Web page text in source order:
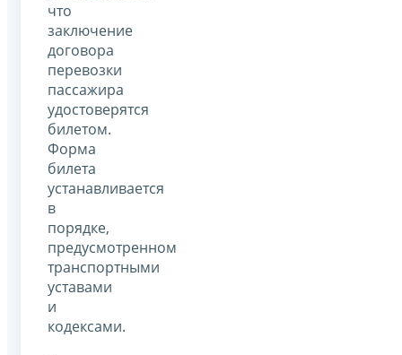
что
заключение
договора
перевозки
пассажира
удостоверятся
билетом.
Форма
билета
устанавливается
в
порядке,
предусмотренном
транспортными
уставами
и
кодексами.